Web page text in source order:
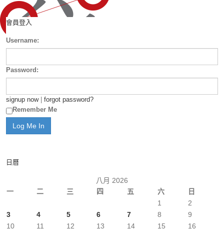
會員登入
Username:
Password:
signup now| forgot password?
Remember Me
日曆
八月 2026
一
二 三 四 五 六 日
1
2
3
4 5 6 7 8
9
10
11 12 13 14 15
16